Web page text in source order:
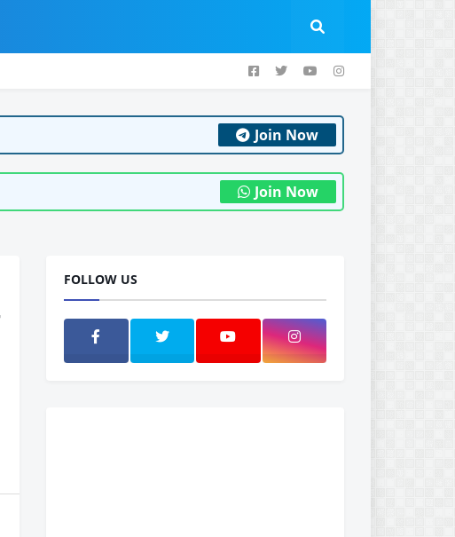
Join Now
Join Now
FOLLOW US